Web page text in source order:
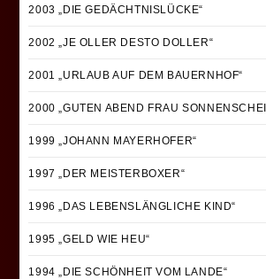
2003 „DIE GEDÄCHTNISLÜCKE“
2002 „JE OLLER DESTO DOLLER“
2001 „URLAUB AUF DEM BAUERNHOF“
2000 „GUTEN ABEND FRAU
1999 „JOHANN MAYERHOFER“
1997 „DER MEISTERBOXER“
1996 „DAS LEBENSLÄNGLICHE KIND“
1995 „GELD WIE HEU“
1994 „DIE SCHÖNHEIT VOM LANDE“